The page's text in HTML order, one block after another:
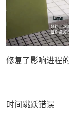
修复了影响进程
时间跳跃错误